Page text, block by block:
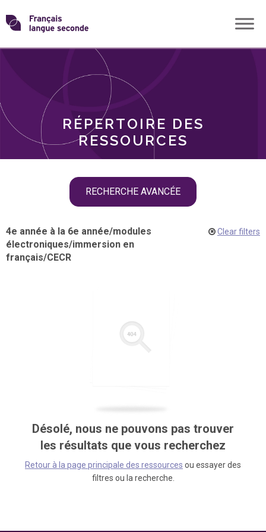
Skip
toTransformons
langue
RÉPERTOIRE DES
RESSOURCES
RECHERCHE AVANCÉE
THÈMES
4e année à la 6e année/modules
électroniques/immersion en
français/CECR
Clear filters
Désolé, nous ne pouvons pas trouver
les résultats que vous recherchez
Retour à la page principale des ressources ou essayer des
filtres ou la recherche.